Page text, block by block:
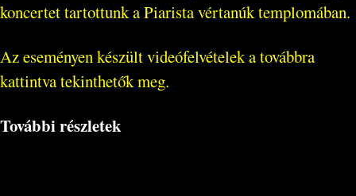
koncertet tartottunk a Piarista vértanúk templomában.
Az eseményen készült videófelvételek a továbbra
kattintva tekinthetők meg.
További részletek